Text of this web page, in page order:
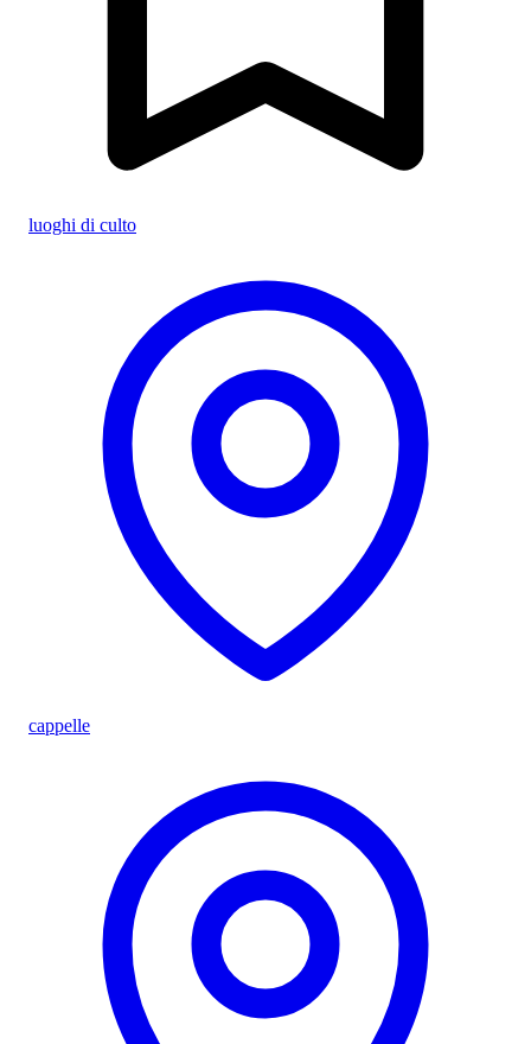
luoghi di culto
cappelle